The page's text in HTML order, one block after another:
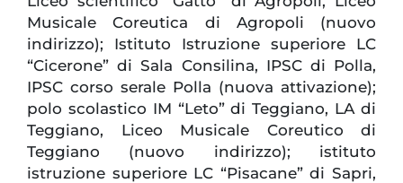
Musicale Coreutica di Agropoli (nuovo
indirizzo); Istituto Istruzione superiore LC
“Cicerone” di Sala Consilina, IPSC di Polla,
IPSC corso serale Polla (nuova attivazione);
polo scolastico IM “Leto” di Teggiano, LA di
Teggiano, Liceo Musicale Coreutico di
Teggiano (nuovo indirizzo); istituto
istruzione superiore LC “Pisacane” di Sapri,